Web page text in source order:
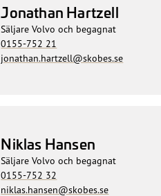
Jonathan Hartzell
Säljare Volvo och begagnat
0155-752 21
jonathan.hartzell@skobes.se
Niklas Hansen
Säljare Volvo och begagnat
0155-752 32
niklas.hansen@skobes.se